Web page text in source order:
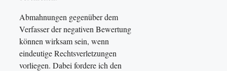
Abmahnungen gegenüber dem
Verfasser der negativen Bewertung
können wirksam sein, wenn
eindeutige Rechtsverletzungen
vorliegen. Dabei fordere ich den